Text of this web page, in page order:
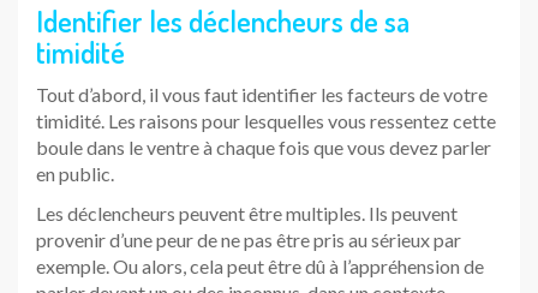
Identifier les déclencheurs de sa
timidité
Tout d’abord, il vous faut identifier les facteurs de votre
timidité. Les raisons pour lesquelles vous ressentez cette
boule dans le ventre à chaque fois que vous devez parler
en public.
Les déclencheurs peuvent être multiples. Ils peuvent
provenir d’une peur de ne pas être pris au sérieux par
exemple. Ou alors, cela peut être dû à l’appréhension de